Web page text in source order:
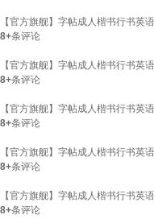
【官方旗舰】字帖成人楷书行书英
8+条评论
【官方旗舰】字帖成人楷书行书英
8+条评论
【官方旗舰】字帖成人楷书行书英
8+条评论
【官方旗舰】字帖成人楷书行书英
8+条评论
【官方旗舰】字帖成人楷书行书英
8+条评论